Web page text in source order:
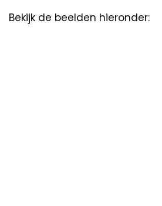
Bekijk de beelden hieronder: